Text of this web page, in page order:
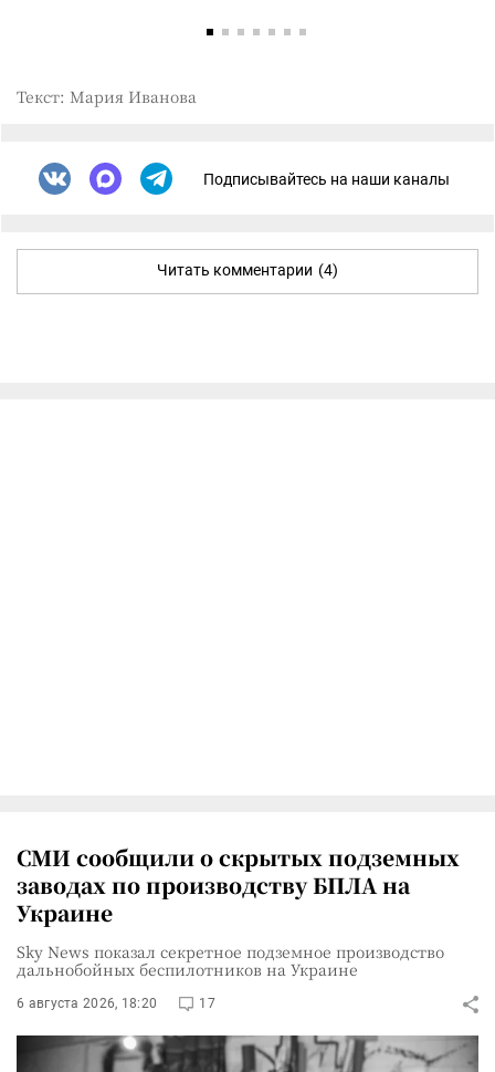
Текст: Мария Иванова
Подписывайтесь на наши каналы
Читать комментарии (4)
СМИ сообщили о скрытых подземных
заводах по производству БПЛА на
Украине
Sky News показал секретное подземное производство
дальнобойных беспилотников на Украине
6 августа 2026, 18:20 17